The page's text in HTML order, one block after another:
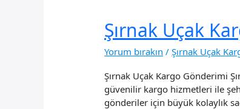
Şırnak Uçak
Yorum bırakın /Şırnak Uçak
Şırnak Uçak Kargo Gönderimi
güvenilir kargo hizmetleri ile
gönderiler için büyük kolaylık